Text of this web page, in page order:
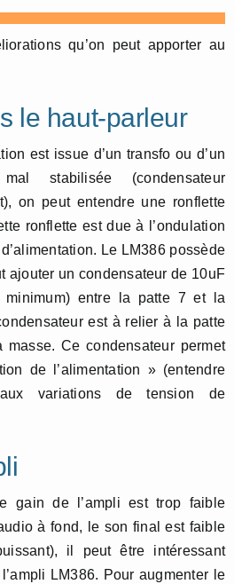
qu’on peut apporter au
le haut-parleur
est issue d’un transfo ou d’un
stabilisée (condensateur
on peut entendre une ronflette
ronflette est due à l’ondulation
Le LM386 possède
ajouter un condensateur de 10uF
minimum) entre la patte 7 et la
est à relier à la patte
Ce condensateur permet
de l’alimentation » (entendre
variations de tension de
gain de l’ampli est trop faible
à fond, le son final est faible
il peut être intéressant
LM386. Pour augmenter le